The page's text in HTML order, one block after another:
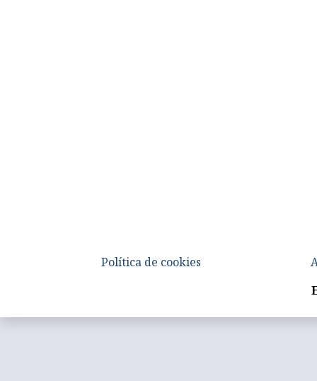
Política de cookies